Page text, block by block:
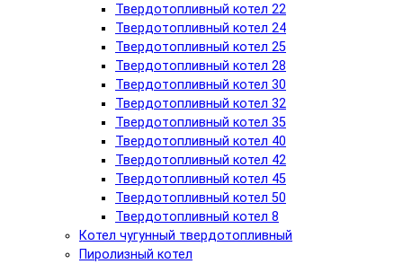
Твердотопливный котел 22
Твердотопливный котел 24
Твердотопливный котел 25
Твердотопливный котел 28
Твердотопливный котел 30
Твердотопливный котел 32
Твердотопливный котел 35
Твердотопливный котел 40
Твердотопливный котел 42
Твердотопливный котел 45
Твердотопливный котел 50
Твердотопливный котел 8
Котел чугунный твердотопливный
Пиролизный котел